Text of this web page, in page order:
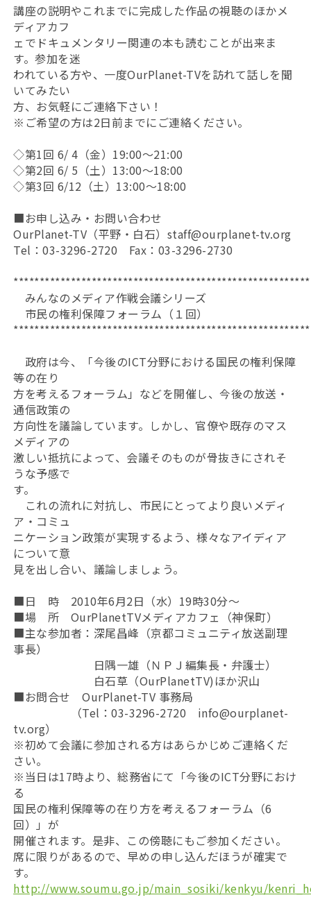
講座の説明やこれまでに完成した作品の視聴のほかメ
ディアカフ
ェでドキュメンタリー関連の本も読むことが出来ま
す。参加を迷
われている方や、一度OurPlanet-TVを訪れて話しを聞
いてみたい
方、お気軽にご連絡下さい！
※ご希望の方は2日前までにご連絡ください。
◇第1回 6/ 4（金）19:00～21:00
◇第2回 6/ 5（土）13:00～18:00
◇第3回 6/12（土）13:00～18:00
■お申し込み・お問い合わせ
OurPlanet-TV（平野・白石）staff@ourplanet-tv.org
Tel：03-3296-2720 Fax：03-3296-2730
みんなのメディア作戦会議シリーズ
市民の権利保障フォーラム（１回）
政府は今、「今後のICT分野における国民の権利保障
等の在り
方を考えるフォーラム」などを開催し、今後の放送・
通信政策の
方向性を議論しています。しかし、官僚や既存のマス
メディアの
激しい抵抗によって、会議そのものが骨抜きにされそ
うな予感で
す。
これの流れに対抗し、市民にとってより良いメディ
ア・コミュ
ニケーション政策が実現するよう、様々なアイディア
について意
見を出し合い、議論しましょう。
■日 時 2010年6月2日（水）19時30分～
■場 所 OurPlanetTVメディアカフェ（神保町）
■主な参加者：深尾昌峰（京都コミュニティ放送副理
事長）
日隅一雄（ＮＰＪ編集長・弁護士）
白石草（OurPlanetTV)ほか沢山
■お問合せ OurPlanet-TV 事務局
（Tel：03-3296-2720 info@ourplanet-
tv.org）
※初めて会議に参加される方はあらかじめご連絡くだ
さい。
※当日は17時より、総務省にて「今後のICT分野におけ
る
国民の権利保障等の在り方を考えるフォーラム（6
回）」が
開催されます。是非、この傍聴にもご参加ください。
席に限りがあるので、早めの申し込んだほうが確実で
す。
http://www.soumu.go.jp/main_sosiki/kenkyu/